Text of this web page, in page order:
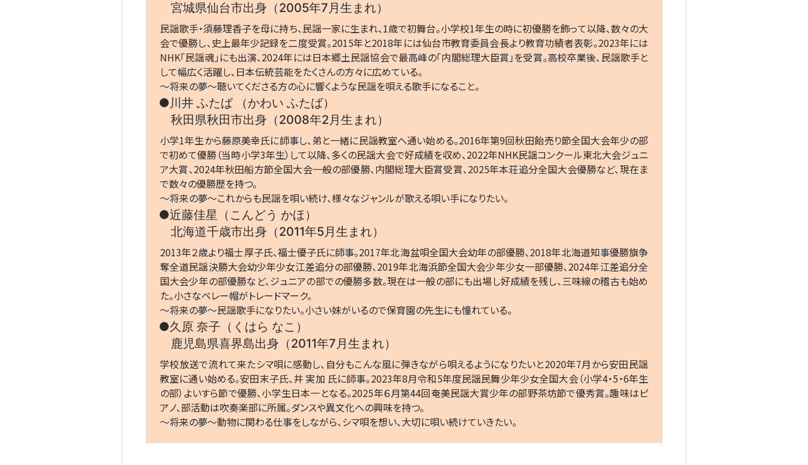
宮城県仙台市出身（2005年7月生まれ）
民謡歌手・須藤理香子を母に持ち、民謡一家に生まれ、1歳で初舞台。小学校1年生の時に初優勝を飾って以降、数々の大
会で優勝し、史上最年少記録を二度受賞。2015年と2018年には仙台市教育委員会長より教育功績者表彰。2023年には
NHK「民謡魂」にも出演、2024年には日本郷土民謡協会で最高峰の「内閣総理大臣賞」を受賞。高校卒業後、民謡歌手と
して幅広く活躍し、日本伝統芸能をたくさんの方々に広めている。
～将来の夢～聴いてくださる方の心に響くような民謡を唄える歌手になること。
●川井 ふたば （かわい ふたば）
秋田県秋田市出身（2008年2月生まれ）
小学1年生から藤原美幸氏に師事し、弟と一緒に民謡教室へ通い始める。2016年第9回秋田飴売り節全国大会年少の部
で初めて優勝（当時小学3年生）して以降、多くの民謡大会で好成績を収め、2022年NHK民謡コンクール東北大会ジュニ
ア大賞、2024年秋田船方節全国大会一般の部優勝、内閣総理大臣賞受賞、2025年本荘追分全国大会優勝など、現在ま
で数々の優勝歴を持つ。
～将来の夢～これからも民謡を唄い続け、様々なジャンルが歌える唄い手になりたい。
●近藤佳星（こんどう かほ）
北海道千歳市出身（2011年5月生まれ）
2013年２歳より福士厚子氏、福士優子氏に師事。2017年北海盆唄全国大会幼年の部優勝、2018年北海道知事優勝旗争
奪全道民謡決勝大会幼少年少女江差追分の部優勝、2019年北海浜節全国大会少年少女一部優勝、2024年江差追分全
国大会少年の部優勝など、ジュニアの部での優勝多数。現在は一般の部にも出場し好成績を残し、三味線の稽古も始め
た。小さなベレー帽がトレードマーク。
～将来の夢～民謡歌手になりたい。小さい妹がいるので保育園の先生にも憧れている。
●久原 奈子（くはら なこ）
鹿児島県喜界島出身（2011年7月生まれ）
学校放送で流れて来たシマ唄に感動し、自分もこんな風に弾きながら唄えるようになりたいと2020年7月から安田民謡
教室に通い始める。安田末子氏、井 実加 氏に師事。2023年8月令和5年度民謡民舞少年少女全国大会（小学4・5・6年生
の部）よいすら節で優勝、小学生日本一となる。2025年６月第44回奄美民謡大賞少年の部野茶坊節で優秀賞。趣味はピ
アノ、部活動は吹奏楽部に所属。ダンスや異文化への興味を持つ。
～将来の夢～動物に関わる仕事をしながら、シマ唄を想い、大切に唄い続けていきたい。